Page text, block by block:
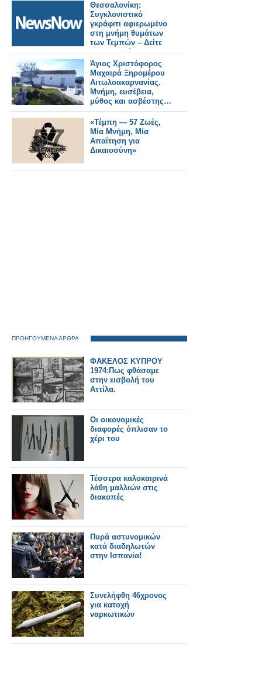
Θεσσαλονίκη:
Συγκλονιστικό
γκράφιτι αφιερωμένο
στη μνήμη θυμάτων
των Τεμπών – Δείτε
φωτογραφίες
Άγιος Χριστόφορος
Μαχαιρά Ξηρομέρου
Αιτωλοακαρνανίας.
Μνήμη, ευσέβεια,
μύθος και ασβέστης…
«Τέμπη — 57 Ζωές,
Μία Μνήμη, Μία
Απαίτηση για
Δικαιοσύνη»
ΠΡΟΗΓΟΥΜΕΝΑ ΑΡΘΡΑ
ΦΑΚΕΛΟΣ ΚΥΠΡΟΥ
1974:Πως φθάσαμε
στην εισβολή του
Αττίλα.
Οι οικονομικές
διαφορές όπλισαν το
χέρι του
Τέσσερα καλοκαιρινά
λάθη μαλλιών στις
διακοπές
Πυρά αστυνομικών
κατά διαδηλωτών
στην Ισπανία!
Συνελήφθη 46χρονος
για κατοχή
ναρκωτικών